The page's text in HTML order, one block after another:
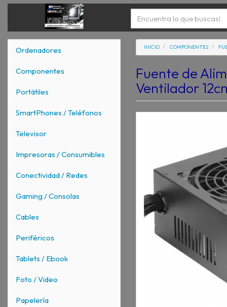
Ordenadores
Componentes
Portátiles
SmartPhones / Teléfonos
Televisor
Impresoras / Consumibles
Conectividad / Redes
Gaming / Consolas
Cables
Periféricos
Tablets / Ebook
Foto / Video
Papelería
INICIO COMPONENTES
Fuente de
Ventilador